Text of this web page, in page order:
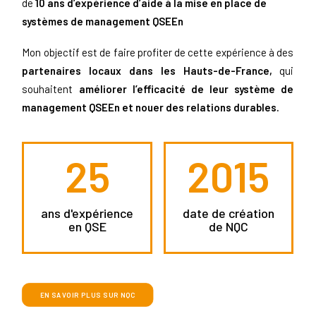
de10 ans d’expérience d’aide à la mise en place de
systèmes de management QSEEn
Mon objectif est de faire profiter de cette expérience à des
partenaires locaux dans les Hauts-de-France,qui
souhaitent améliorer l’efficacité de leur système de
management QSEEn et nouer des relations durables.
25
ans d'expérience
en QSE
2015
date de création
de NQC
EN SAVOIR PLUS SUR NQC